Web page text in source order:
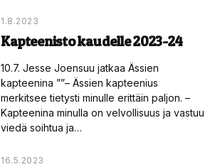
1.8.2023
Kapteenisto kaudelle 2023-24
10.7. Jesse Joensuu jatkaa Ässien
kapteenina ””– Ässien kapteenius
merkitsee tietysti minulle erittäin paljon. –
Kapteenina minulla on velvollisuus ja vastuu
viedä soihtua ja…
16.5.2023